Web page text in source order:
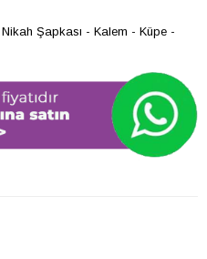
Şapkası - Kalem - Küpe -